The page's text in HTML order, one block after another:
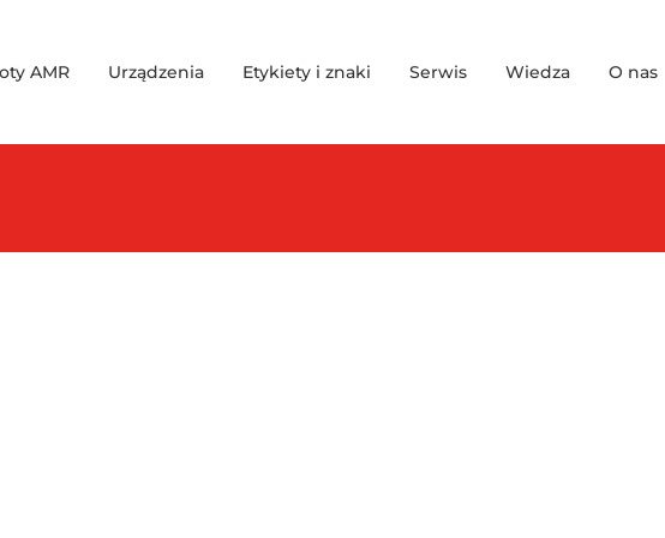
AMR Urządzenia Etykiety i znaki Serwis Wiedza O nas